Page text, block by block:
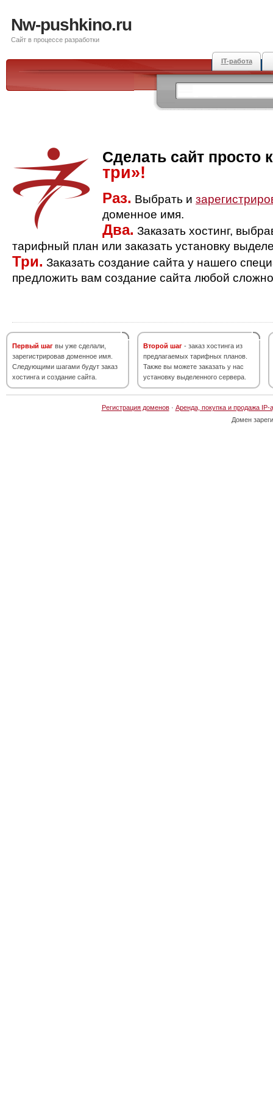
Nw-pushkino.ru
Сайт в процессе разработки
IT-работа
Сделать сайт просто
три»!
Раз. Выбрать и
доменное имя.
Два. Заказать хостинг,
тарифный план или заказать установку
Три. Заказать создание сайта у нашего
предложить вам создание сайта любой
Первый шаг вы уже сделали,
зарегистрировав доменное имя.
Следующими шагами будут заказ
хостинга и создание сайта.
Второй шаг - заказ хостинга из
предлагаемых тарифных планов.
Также вы можете заказать у нас
установку выделенного сервера.
Регистрация доменов· Аренда, покупка и продажа IP-
Домен